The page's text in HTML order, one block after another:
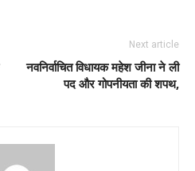
Next article
नवनिर्वाचित विधायक महेश जीना ने ली
पद और गोपनीयता की शपथ,